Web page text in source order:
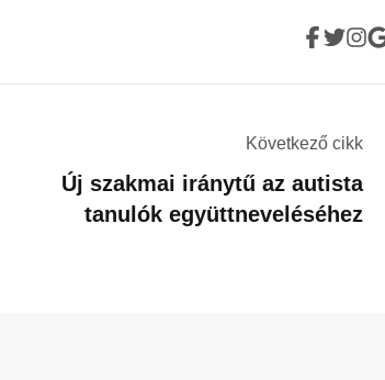
Következő cikk
Új szakmai iránytű az autista
tanulók együttneveléséhez